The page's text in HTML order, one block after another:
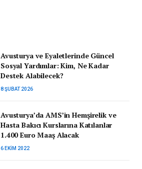
Avusturya ve Eyaletlerinde Güncel
Sosyal Yardımlar: Kim, Ne Kadar
Destek Alabilecek?
8 ŞUBAT 2026
Avusturya’da AMS’in Hemşirelik ve
Hasta Bakıcı Kurslarına Katılanlar
1.400 Euro Maaş Alacak
6 EKIM 2022